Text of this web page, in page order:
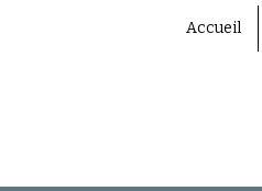
Accueil